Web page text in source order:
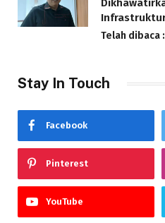
Telah dibaca
Stay In Touch
Facebook
Pinterest
YouTube